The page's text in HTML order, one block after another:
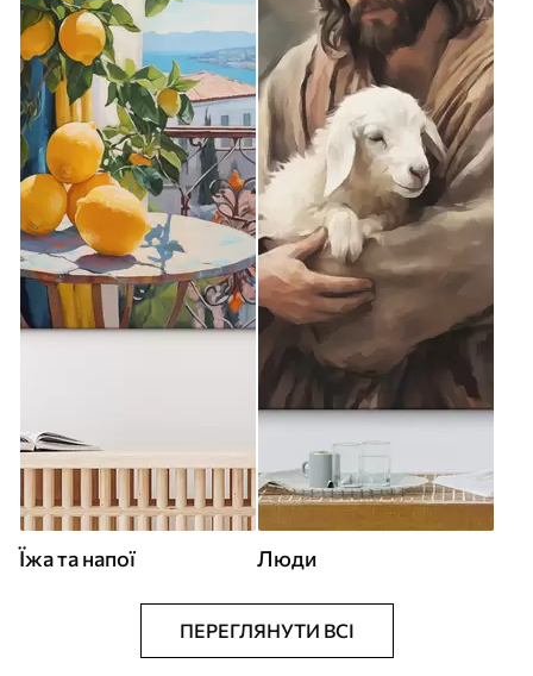
Їжа та напої Люди
ПЕРЕГЛЯНУТИ ВСІ